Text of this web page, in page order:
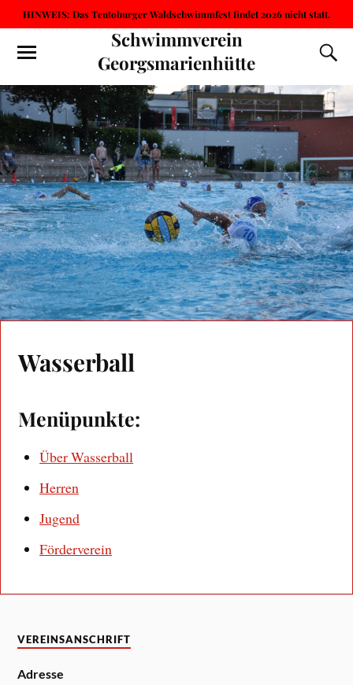
HINWEIS: Das Teutoburger Waldschwimmfest findet 2026 nicht statt.
Schwimmverein
Georgsmarienhütte
Wasserball
Menüpunkte:
Über Wasserball
Herren
Jugend
Förderverein
VEREINSANSCHRIFT
Adresse